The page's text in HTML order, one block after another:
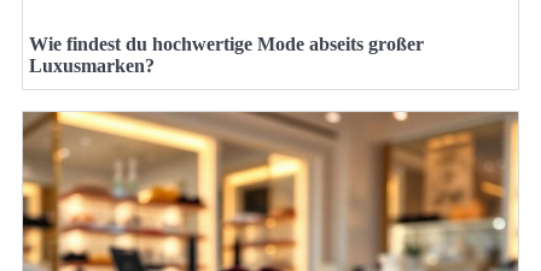
Wie findest du hochwertige Mode abseits großer
Luxusmarken?